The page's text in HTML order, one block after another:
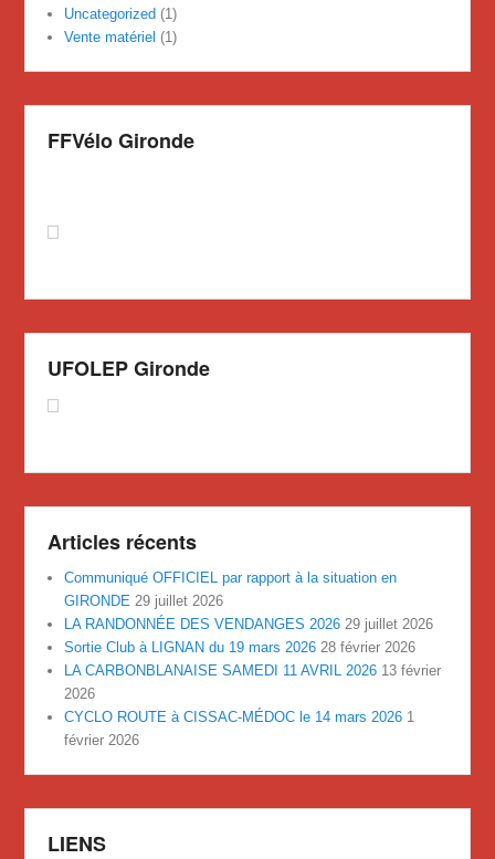
Uncategorized (1)
Vente matériel (1)
FFVélo Gironde
UFOLEP Gironde
Articles récents
Communiqué OFFICIEL par rapport à la situation en
GIRONDE 29 juillet 2026
LA RANDONNÉE DES VENDANGES 2026 29 juillet 2026
Sortie Club à LIGNAN du 19 mars 2026 28 février 2026
LA CARBONBLANAISE SAMEDI 11 AVRIL 2026 13 février
2026
CYCLO ROUTE à CISSAC-MÉDOC le 14 mars 2026 1
février 2026
LIENS